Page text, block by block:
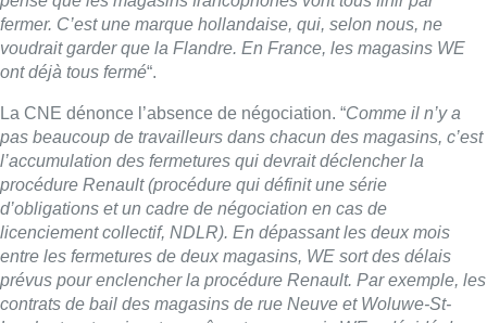
contrats de bail des magasins de rue Neuve et Woluwe-St-
Lambert se terminent en même temps, mais WE a décidé de
fermer rue Neuve plus tôt, dès mi-janvier. Celui de Woluwe-St-
Lambert doit lui fermer en février 2022, dans un an, et WE va
même faire prester les indemnités aux travailleurs de ce
magasin, en les faisant travailler, au lieu de les leur verser en
compensation comme cela se fait habituellement pour les
fermetures de magasins, et comme cela se fera par exemple
pour le magasin WE de la rue Neuve.“
La CNE pointe ici des différences de traitement entre les
travailleurs. Une trentaine d’emplois sont menacés sur l’année
à venir avec la fermeture des magasins de la rue Neuve, de La
Louvière en avril et de Woluwe-Saint-Lambert. Un magasin qui